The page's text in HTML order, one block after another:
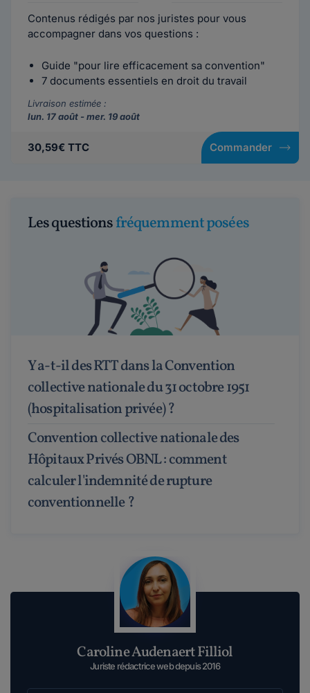
Contenus rédigés par nos juristes pour vous
accompagner dans vos questions :
Guide "pour lire efficacement sa convention"
7 documents essentiels en droit du travail
Livraison estimée :
lun. 17 août - mer. 19 août
30,59€ TTC Commander
Les questionsfréquemment posées
Y a-t-il des RTT dans la Convention
collective nationale du 31 octobre 1951
(hospitalisation privée) ?
Convention collective nationale des
Hôpitaux Privés OBNL : comment
calculer l'indemnité de rupture
conventionnelle ?
Caroline Audenaert Filliol
Juriste rédactrice web depuis 2016